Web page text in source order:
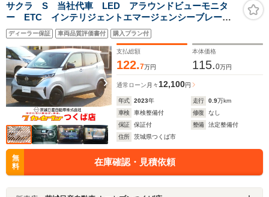
サクラ S 当社代車 LED アラウンドビューモニタ
ー ETC インテリジェントエマージェンシーブレー
キ 車線逸脱警報 ハイビームアシスト 電動格納ドア
ミラー PW ベンチS 衝突安全ボディ USB オート
ライト
ディーラー保証 車両品質評価書付 購入プラン付
支払総額
122.7万円
本体価格
115.0万円
通常ローン 月々 12,100円
年式 2023年 走行 0.9万km
車検
車検整備付 修復
なし
保証
保証付 整備
法定整備付
住所
茨城県つくば市
無
料
在庫確認・見積依頼